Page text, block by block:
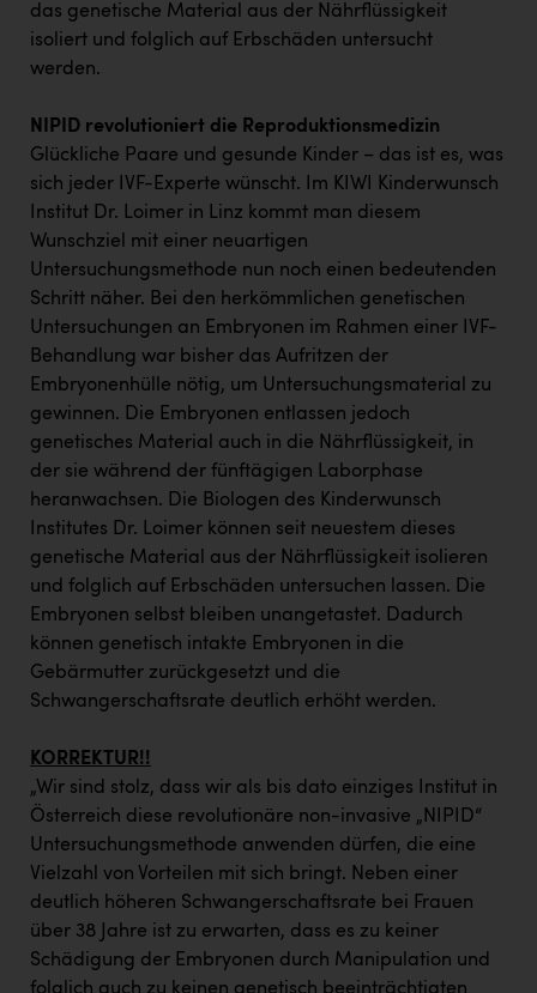
Passage Linz
PEZ
PÜSPÖK
REMAX
RE/MAX Welcome
Resch&Frisch
RUBBLE MASTER
Ruderclub Wels
SCRI - Salzburg Cancer Research Institute
SCHMACHTL GmbH
Schwingshandl - automation technology gmbh
Seher + Partner
Smurfit Westrock Nettingsdorf
TCL
TGW Logistics
TRAILOMAT & Cycling Austria
Vier Diamanten
Wir besiegen Krebs
ZGONC
das genetische Material aus der Nährflüssigkeit
isoliert und folglich auf Erbschäden untersucht
werden.
NIPID revolutioniert die Reproduktionsmedizin
Glückliche Paare und gesunde Kinder – das ist es, was
sich jeder IVF-Experte wünscht. Im KIWI Kinderwunsch
Institut Dr. Loimer in Linz kommt man diesem
Wunschziel mit einer neuartigen
Untersuchungsmethode nun noch einen bedeutenden
Schritt näher. Bei den herkömmlichen genetischen
Untersuchungen an Embryonen im Rahmen einer IVF-
Behandlung war bisher das Aufritzen der
Embryonenhülle nötig, um Untersuchungsmaterial zu
gewinnen. Die Embryonen entlassen jedoch
genetisches Material auch in die Nährflüssigkeit, in
der sie während der fünftägigen Laborphase
heranwachsen. Die Biologen des Kinderwunsch
Institutes Dr. Loimer können seit neuestem dieses
genetische Material aus der Nährflüssigkeit isolieren
und folglich auf Erbschäden untersuchen lassen. Die
Embryonen selbst bleiben unangetastet. Dadurch
können genetisch intakte Embryonen in die
Gebärmutter zurückgesetzt und die
Schwangerschaftsrate deutlich erhöht werden.
KORREKTUR!!
„Wir sind stolz, dass wir als bis dato einziges Institut in
Österreich diese revolutionäre non-invasive „NIPID“
Untersuchungsmethode anwenden dürfen, die eine
Vielzahl von Vorteilen mit sich bringt. Neben einer
deutlich höheren Schwangerschaftsrate bei Frauen
über 38 Jahre ist zu erwarten, dass es zu keiner
Schädigung der Embryonen durch Manipulation und
folglich auch zu keinen genetisch beeinträchtigten